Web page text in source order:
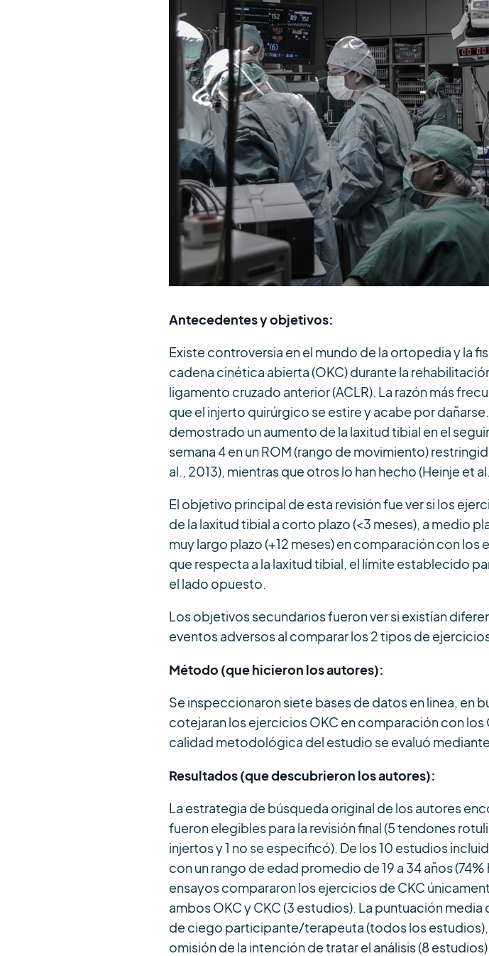
Antecedentes y objetivos:
Existe controversia en el mundo de la ortopedia y la
cadena cinética abierta (OKC) durante la
ligamento cruzado anterior (ACLR). La razón más
que el injerto quirúrgico se estire y acabe por
demostrado un aumento de la laxitud tibial en el
semana 4 en un ROM (rango de movimiento)
al., 2013), mientras que otros lo han hecho (Heinje et
El objetivo principal de esta revisión fue ver si los
de la laxitud tibial a corto plazo (<3 meses), a medio
muy largo plazo (+12 meses) en comparación con
que respecta a la laxitud tibial, el límite establecido
el lado opuesto.
Los objetivos secundarios fueron ver si existían
eventos adversos al comparar los 2 tipos de
Método (que hicieron los autores):
Se inspeccionaron siete bases de datos en linea, en
cotejaran los ejercicios OKC en comparación con los
calidad metodológica del estudio se evaluó mediante
Resultados (que descubrieron los autores):
La estrategia de búsqueda original de los autores
fueron elegibles para la revisión final (5 tendones
injertos y 1 no se especificó). De los 10 estudios
con un rango de edad promedio de 19 a 34 años
ensayos compararon los ejercicios de CKC
ambos OKC y CKC (3 estudios). La puntuación
de ciego participante/terapeuta (todos los estudios),
omisión de la intención de tratar el análisis (8